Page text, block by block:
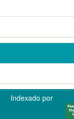
Indexado por